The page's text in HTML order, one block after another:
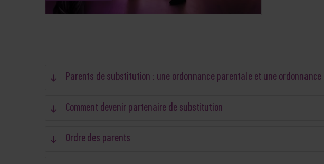
Parents de substitution : une ordonnance parentale et une
Comment devenir partenaire de substitution
Ordre des parents